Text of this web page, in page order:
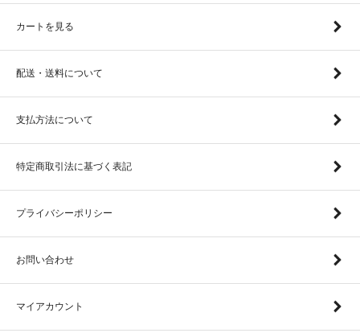
カートを見る
配送・送料について
支払方法について
特定商取引法に基づく表記
プライバシーポリシー
お問い合わせ
マイアカウント